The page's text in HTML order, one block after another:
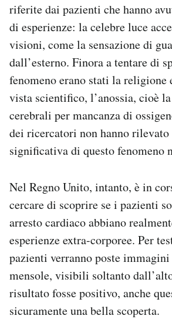
riferite dai pazienti che hanno
di esperienze: la celebre luce
visioni, come la sensazione di
dall’esterno. Finora a tentare di
fenomeno erano stati la religione
vista scientifico, l’anossia, cioè
cerebrali per mancanza di
dei ricercatori non hanno rilevato
significativa di questo fenomeno
Nel Regno Unito, intanto, è in
cercare di scoprire se i pazienti
arresto cardiaco abbiano
esperienze extra-corporee. Per
pazienti verranno poste
mensole, visibili soltanto
risultato fosse positivo, anche
sicuramente una bella scoperta.